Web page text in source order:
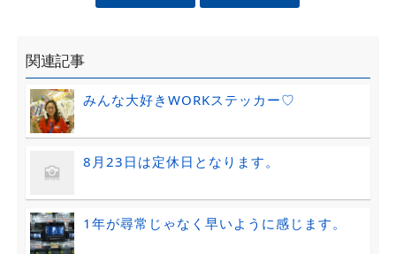
関連記事
みんな大好きWORKステッカー♡
8月23日は定休日となります。
1年が尋常じゃなく早いように感じます。